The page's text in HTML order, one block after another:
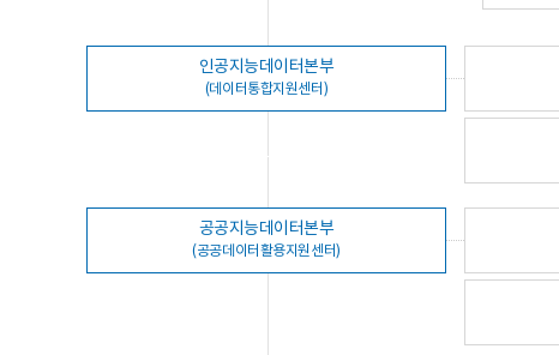
인공지능데이터본부
(데이터통합지원센터)
공공지능데이터본부
(공공데이터활용지원센터)